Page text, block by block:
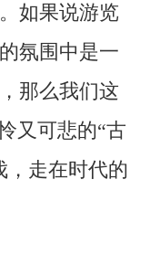
如果说游览
氛围中是一
那么我们这
又可悲的“古
，走在时代的